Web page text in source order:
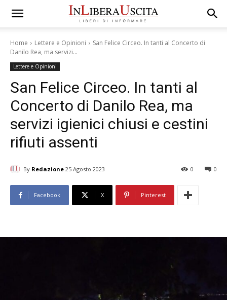
Home Lettere e Opinioni
San Felice Circeo. In tanti al Concerto di
Danilo Rea, ma servizi...
Lettere e Opinioni
San Felice Circeo. In tanti al
Concerto di Danilo Rea, ma
servizi igienici chiusi e cestini
rifiuti assenti
By Redazione 25 Agosto 2023 0
0
Facebook X Pinterest